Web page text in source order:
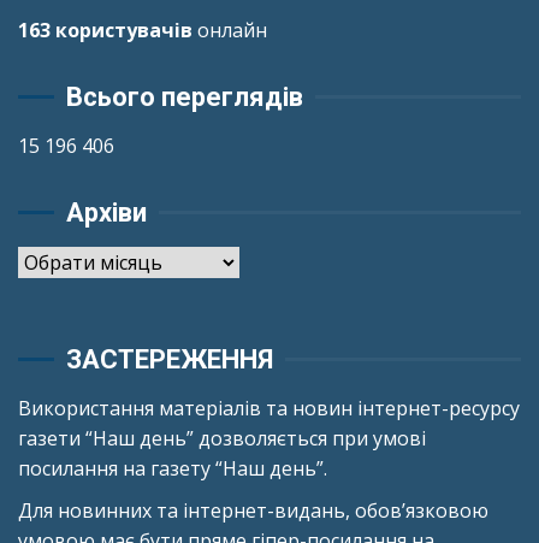
163 користувачів онлайн
Всього переглядів
15 196 406
Архіви
Архіви
ЗАСТЕРЕЖЕННЯ
Використання матеріалів та новин інтернет-ресурсу
газети “Наш день” дозволяється при умові
посилання на газету “Наш день”.
Для новинних та інтернет-видань, обов’язковою